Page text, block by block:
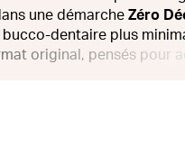
une démarche Zéro
dentaire plus
original, pensés pour